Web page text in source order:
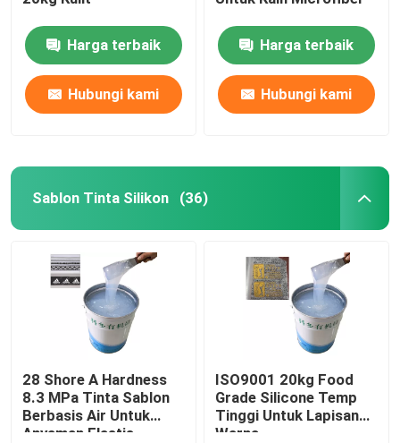
Harga terbaik
Hubungi kami
Harga terbaik
Hubungi kami
Sablon Tinta Silikon (36)
28 Shore A Hardness
8.3 MPa Tinta Sablon
Berbasis Air Untuk
Anyaman Elastis
ISO9001 20kg Food
Grade Silicone Temp
Tinggi Untuk Lapisan
Warna